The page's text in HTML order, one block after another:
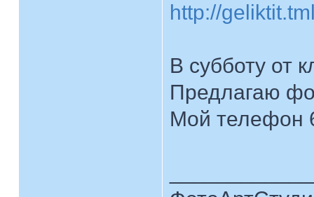
http://
В субботу от
Предлагаю
Мой телефон